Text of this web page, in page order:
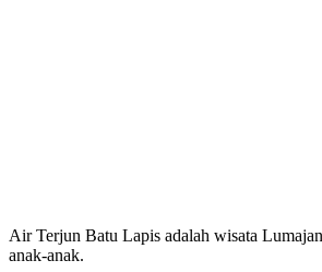
Air Terjun Batu Lapis adalah wisata
anak-anak.